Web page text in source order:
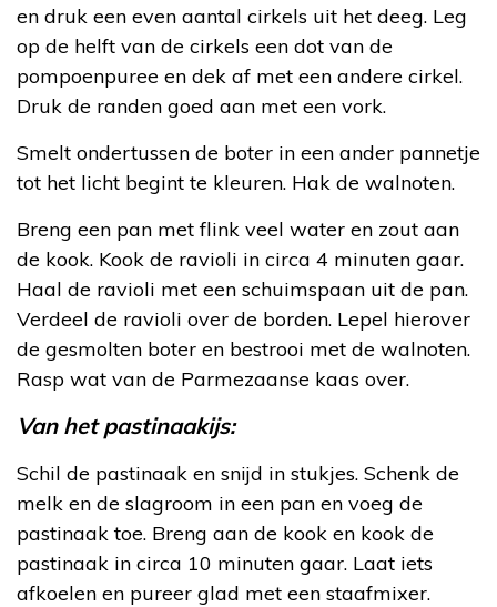
en druk een even aantal cirkels uit het deeg. Leg
op de helft van de cirkels een dot van de
pompoenpuree en dek af met een andere cirkel.
Druk de randen goed aan met een vork.
Smelt ondertussen de boter in een ander pannetje
tot het licht begint te kleuren. Hak de walnoten.
Breng een pan met flink veel water en zout aan
de kook. Kook de ravioli in circa 4 minuten gaar.
Haal de ravioli met een schuimspaan uit de pan.
Verdeel de ravioli over de borden. Lepel hierover
de gesmolten boter en bestrooi met de walnoten.
Rasp wat van de Parmezaanse kaas over.
Van het pastinaakijs:
Schil de pastinaak en snijd in stukjes. Schenk de
melk en de slagroom in een pan en voeg de
pastinaak toe. Breng aan de kook en kook de
pastinaak in circa 10 minuten gaar. Laat iets
afkoelen en pureer glad met een staafmixer.